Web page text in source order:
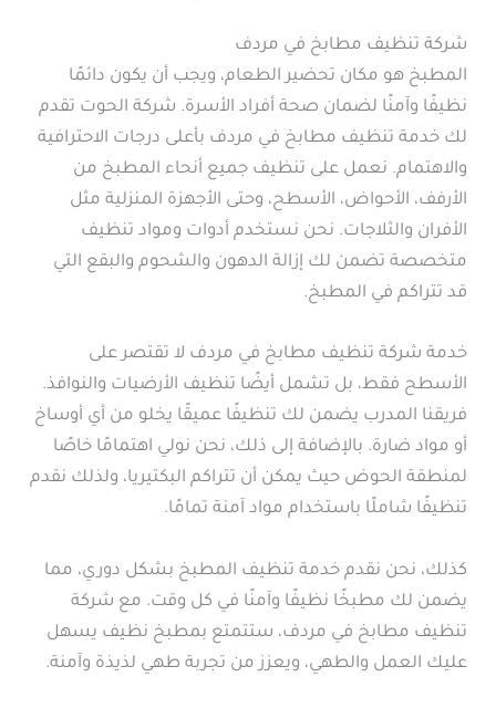
شركة تنظيف مطابخ في مردف
المطبخ هو مكان تحضير الطعام، ويجب أن يكون دائمًا
نظيفًا وآمنًا لضمان صحة أفراد الأسرة. شركة الحوت تقدم
لك خدمة تنظيف مطابخ في مردف بأعلى درجات الاحترافية
والاهتمام. نعمل على تنظيف جميع أنحاء المطبخ من
الأرفف، الأحواض، الأسطح، وحتى الأجهزة المنزلية مثل
الأفران والثلاجات. نحن نستخدم أدوات ومواد تنظيف
متخصصة تضمن لك إزالة الدهون والشحوم والبقع التي
قد تتراكم في المطبخ.
خدمة شركة تنظيف مطابخ في مردف لا تقتصر على
الأسطح فقط، بل تشمل أيضًا تنظيف الأرضيات والنوافذ.
فريقنا المدرب يضمن لك تنظيفًا عميقًا يخلو من أي أوساخ
أو مواد ضارة. بالإضافة إلى ذلك، نحن نولي اهتمامًا خاصًا
لمنطقة الحوض حيث يمكن أن تتراكم البكتيريا، ولذلك نقدم
تنظيفًا شاملًا باستخدام مواد آمنة تمامًا.
كذلك، نحن نقدم خدمة تنظيف المطبخ بشكل دوري، مما
يضمن لك مطبخًا نظيفًا وآمنًا في كل وقت. مع شركة
تنظيف مطابخ في مردف، ستتمتع بمطبخ نظيف يسهل
عليك العمل والطهي، ويعزز من تجربة طهي لذيذة وآمنة.